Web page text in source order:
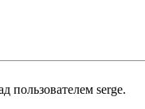
пользователем serge.